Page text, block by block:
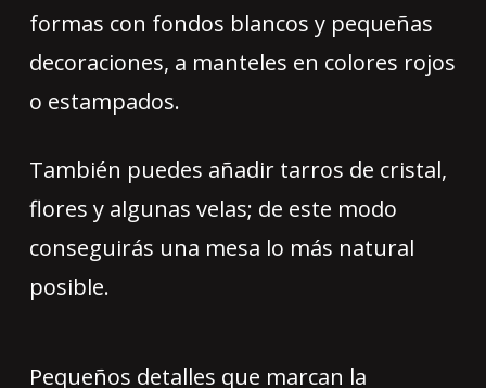
formas con fondos blancos y pequeñas
decoraciones, a manteles en colores rojos
o estampados.
También puedes añadir tarros de cristal,
flores y algunas velas; de este modo
conseguirás una mesa lo más natural
posible.
Pequeños detalles que marcan la